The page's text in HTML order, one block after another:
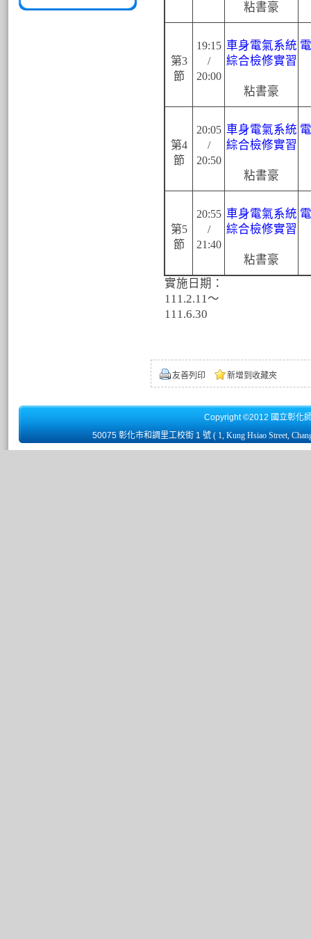
粘書豪
第3
節
19:15
/
20:00
車身電氣系統
綜合檢修實習
粘書豪
第4
節
20:05
/
20:50
車身電氣系統
綜合檢修實習
粘書豪
第5
節
20:55
/
21:40
車身電氣系統
綜合檢修實習
粘書豪
實施日期：
111.2.11～
111.6.30
友善列印 新增到收藏夾
Copyright ©2012 國立彰化
50075 彰化市和調里工校街 1 號 ( 1, Kung Hsiao Street,